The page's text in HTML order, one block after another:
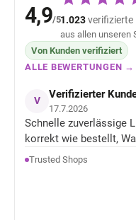
4,9/51.023verifizierte
aus allen unseren
Von Kunden verifiziert
ALLE BEWERTUNGEN →
V Verifizierter
17.7.2026
Schnelle zuverlässige
korrekt wie bestellt,
Trusted Shops